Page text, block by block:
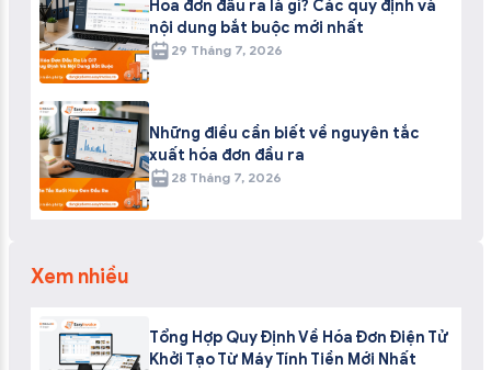
Hóa đơn đầu ra là gì? Các quy định và
nội dung bắt buộc mới nhất
29 Tháng 7, 2026
Những điều cần biết về nguyên tắc
xuất hóa đơn đầu ra
28 Tháng 7, 2026
Xem nhiều
Tổng Hợp Quy Định Về Hóa Đơn Điện Tử
Khởi Tạo Từ Máy Tính Tiền Mới Nhất